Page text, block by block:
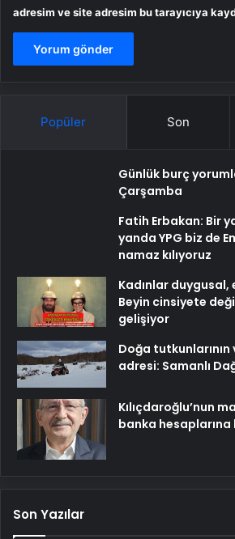
adresim ve site adresim bu tarayıcıya
Popüler Son
Günlük burç
Çarşamba
Fatih Erbakan: Bir
yanda YPG biz de
namaz kılıyoruz
Kadınlar duygusal,
Beyin cinsiyete
gelişiyor
Doğa
adresi: Samanlı
Kılıçdaroğlu’nun
banka
Son Yazılar